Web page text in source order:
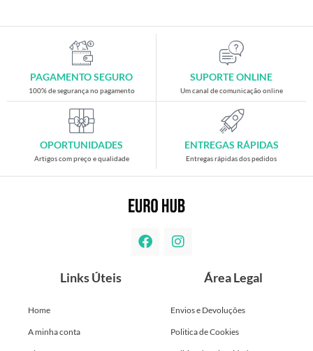
PAGAMENTO SEGURO
100% de segurança no pagamento
SUPORTE ONLINE
Um canal de comunicação online
OPORTUNIDADES
Artigos com preço e qualidade
ENTREGAS RÁPIDAS
Entregas rápidas dos pedidos
Links Úteis
Home
A minha conta
Área Legal
Envios e Devoluções
Politica de Cookies